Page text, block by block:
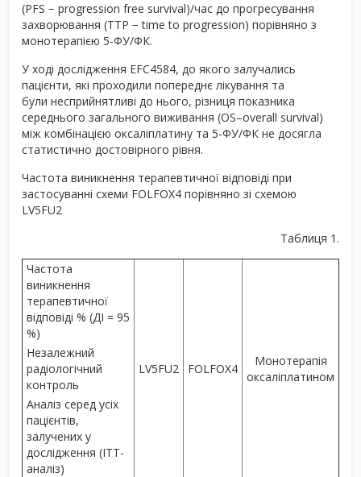
(PFS − progression free survival)/час до прогресування
захворювання (TTP − time to progression) порівняно з
монотерапією 5-ФУ/ФК.
У ході дослідження EFC4584, до якого залучались
пацієнти, які проходили попереднє лікування та
були несприйнятливі до нього, різниця показника
середнього загального виживання (OS–overall survival)
між комбінацією оксаліплатину та 5-ФУ/ФК не досягла
статистично достовірного рівня.
Частота виникнення терапевтичної відповіді при
застосуванні схеми FOLFOX4 порівняно зі схемою
LV5FU2
Таблиця 1.
Частота
виникнення
терапевтичної
відповіді % (ДІ = 95
%)
Незалежний
радіологічний
контроль
Аналіз серед усіх
пацієнтів,
залучених у
дослідження (ІТТ-
аналіз)
LV5FU2 FOLFOX4
Монотерапія
оксаліплатином